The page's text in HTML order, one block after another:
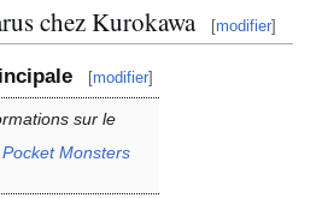
chez Kurokawa [modifier]
[modifier]
sur le
Pocket Monsters